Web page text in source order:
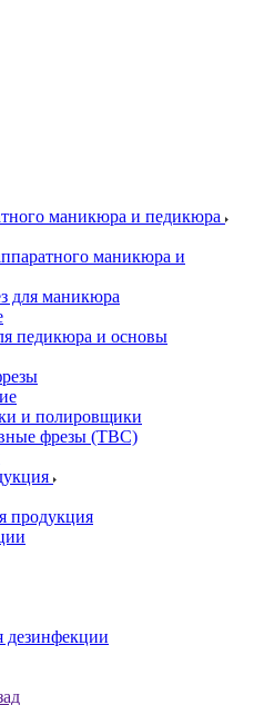
маникюра и педикюра
маникюра и
для маникюра
педикюра и основы
и полировщики
фрезы (ТВС)
продукция
дезинфекции